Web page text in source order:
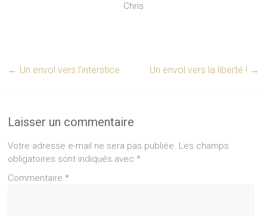
Chris
← Un envol vers l’interstice Un envol vers la liberté ! →
Laisser un commentaire
Votre adresse e-mail ne sera pas publiée. Les champs
obligatoires sont indiqués avec*
Commentaire*